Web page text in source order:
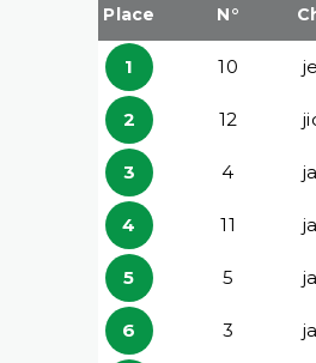
Place N°
1 10
2 12
3 4
4 11
5 5
6 3